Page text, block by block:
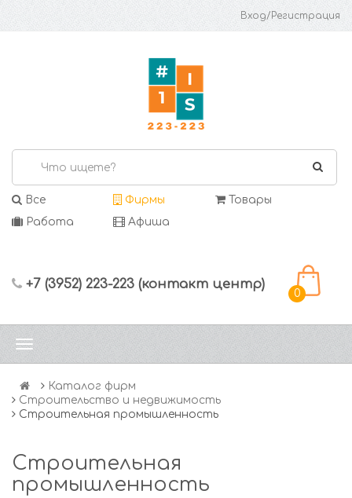
Вход/Регистрация
Все Фирмы
Товары
Работа
Афиша
+7 (3952) 223-223 (контакт центр)
0
Каталог фирм
Строительство и недвижимость
Строительная промышленность
Строительная
промышленность